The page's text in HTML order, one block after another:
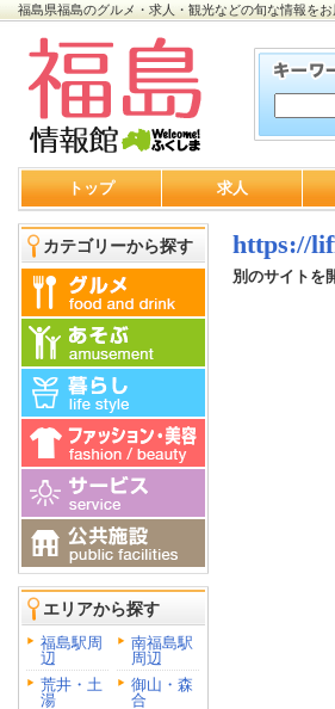
福島県福島のグルメ・求人・観光などの旬な情報を
トップ 求人
カテゴリーから探す
エリアから探す
福島駅周
辺
南福島駅
周辺
荒井・土
湯
御山・森
合
https://
別のサイトを